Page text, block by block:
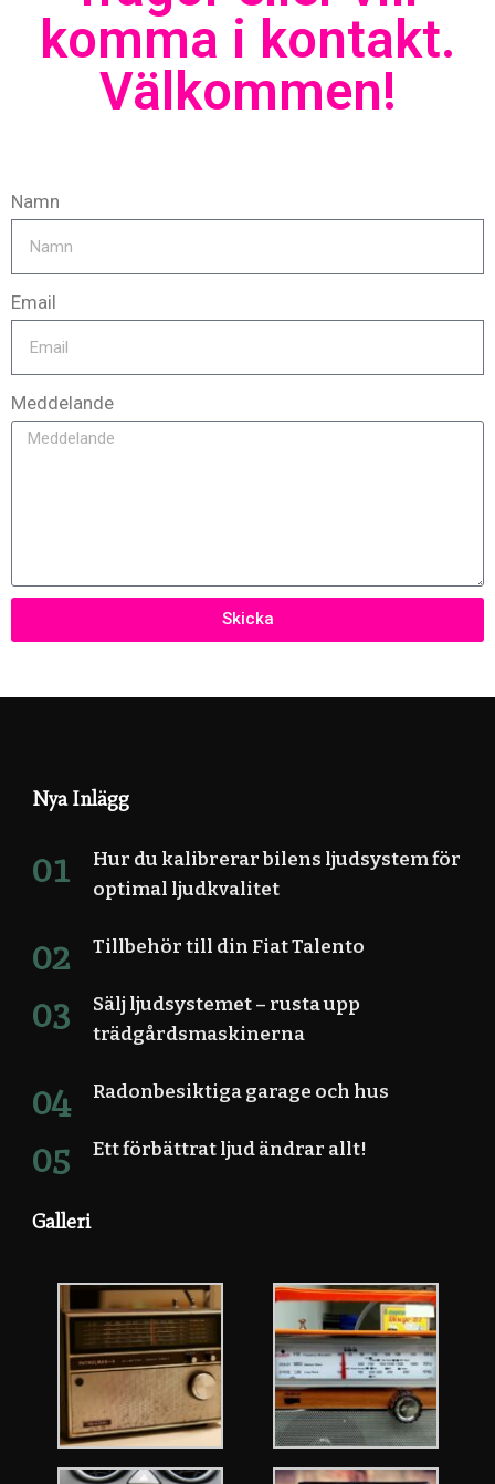
komma i kontakt.
Välkommen!
Namn
Email
Meddelande
Skicka
Nya Inlägg
Hur du kalibrerar bilens ljudsystem för
optimal ljudkvalitet
Tillbehör till din Fiat Talento
Sälj ljudsystemet – rusta upp
trädgårdsmaskinerna
Radonbesiktiga garage och hus
Ett förbättrat ljud ändrar allt!
Galleri